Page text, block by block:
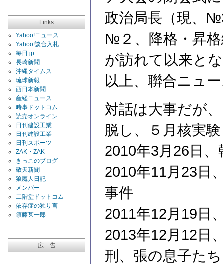
Links
Yahoo!ニュース
Yahoo!談合入札
毎日.jp
長崎新聞
沖縄タイムス
琉球新報
西日本新聞
産経ニュース
時事ドットコム
読売オンライン
日刊建設工業
日刊建設工業
日刊スポーツ
ZAK・ZAK
きっこのブログ
敬天新聞
狼魔人日記
メンバー
二階堂ドットコム
依存症の独り言
須藤甚一郎
広 告
政治局長（現、
№２、降格・昇格
が訪れて以来と
以上、聨合ニュ
対話は大事だが
脱し、５月核実
2010年3月26日
2010年11月23日
事件
2011年12月19日
2013年12月12日
刑、張の息子た